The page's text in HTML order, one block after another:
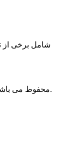
تمامی حقوق برای © 2026 Fox-Solutions BV. محفوط می باشد.